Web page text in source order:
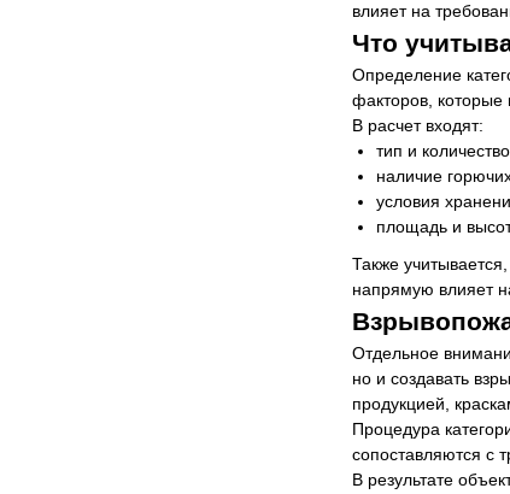
влияет на
Что
Определение
факторов, которые
В расчет входят:
тип и
наличие
условия
площадь и
Также
напрямую влияет
Отдельное
но и создавать
продукцией,
Процедура
сопоставляются с
В результате